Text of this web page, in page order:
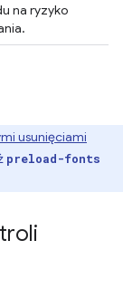
na ryzyko
usunięciami
preload-fonts